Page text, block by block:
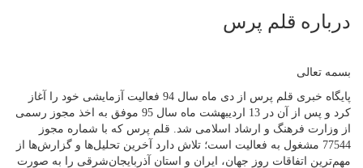
درباره قلم پرس
بسمه تعالی
پایگاه خبری قلم پرس از دی ماه سال 94 فعالیت آزمایشی خود را آغاز
کرد و پس از آن در 13 اردیبهشت ماه سال 95 موفق به اخذ مجوز رسمی
از وزارت فرهنگ و ارشاد اسلامی شد. قلم پرس که با شماره مجوز
77544 مشغول به فعالیت است؛ تلاش دارد آخرین تحلیل‌ها و گزارش‌ها از
مهم‌ترین اتفاقات روز جهان، ایران و استان آذربایجان‌شرقی را به صورت